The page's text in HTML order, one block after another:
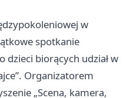
w
spotkanie
dzieci biorących udział w
Organizatorem
„Scena, kamera,